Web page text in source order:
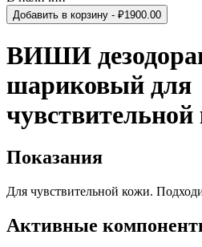
Добавить в корзину - ₽1900.00
ВИШИ
шариковый для
Показания
Для чувствительной кожи.
Активные